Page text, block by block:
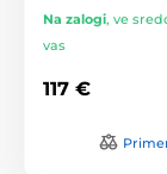
Na zalogi, ve
vas
117 €